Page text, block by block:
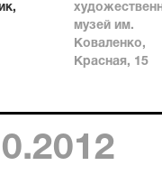
музей им.
Коваленко,
Красная, 15